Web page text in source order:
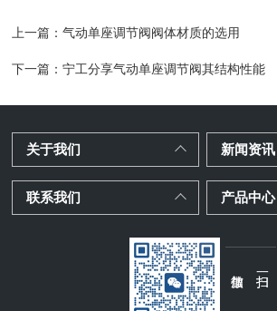
上一篇：气动单座调节阀阀体材质的选用
下一篇：宁工分享气动单座调节阀其结构性能
关于我们 新闻资讯
联系我们 产品中心